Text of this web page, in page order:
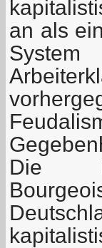
an als
System
Die